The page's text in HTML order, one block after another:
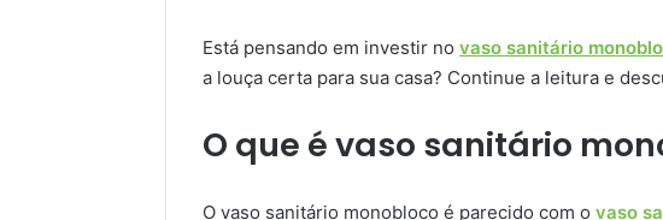
Está pensando em investir no vaso sanitário
a louça certa para sua casa? Continue a leitura e
O que é vaso sanitário
O vaso sanitário monobloco é parecido com o vaso